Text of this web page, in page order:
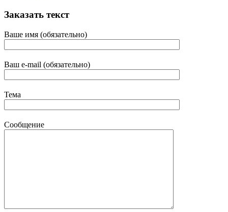
Заказать текст
Ваше имя (обязательно)
Ваш e-mail (обязательно)
Тема
Сообщение